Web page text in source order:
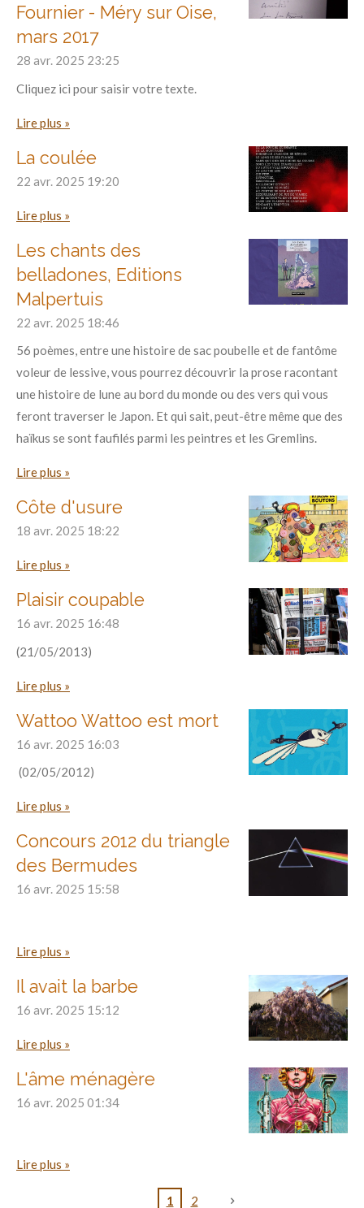
Fournier - Méry sur Oise,
mars 2017
28 avr. 2025 23:25
Cliquez ici pour saisir votre texte.
Lire plus »
La coulée
22 avr. 2025 19:20
Lire plus »
Les chants des
belladones, Editions
Malpertuis
22 avr. 2025 18:46
56 poèmes, entre une histoire de sac poubelle et de fantôme
voleur de lessive, vous pourrez découvrir la prose racontant
une histoire de lune au bord du monde ou des vers qui vous
feront traverser le Japon. Et qui sait, peut-être même que des
haïkus se sont faufilés parmi les peintres et les Gremlins.
Lire plus »
Côte d'usure
18 avr. 2025 18:22
Lire plus »
Plaisir coupable
16 avr. 2025 16:48
(21/05/2013)
Lire plus »
Wattoo Wattoo est mort
16 avr. 2025 16:03
(02/05/2012)
Lire plus »
Concours 2012 du triangle
des Bermudes
16 avr. 2025 15:58
Lire plus »
Il avait la barbe
16 avr. 2025 15:12
Lire plus »
L'âme ménagère
16 avr. 2025 01:34
Lire plus »
1 2